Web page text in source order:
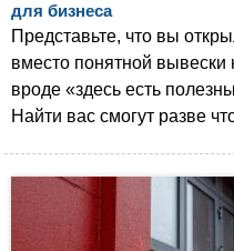
для бизнеса
Представьте, что вы
вместо понятной вывески
вроде «здесь есть
Найти вас смогут разве